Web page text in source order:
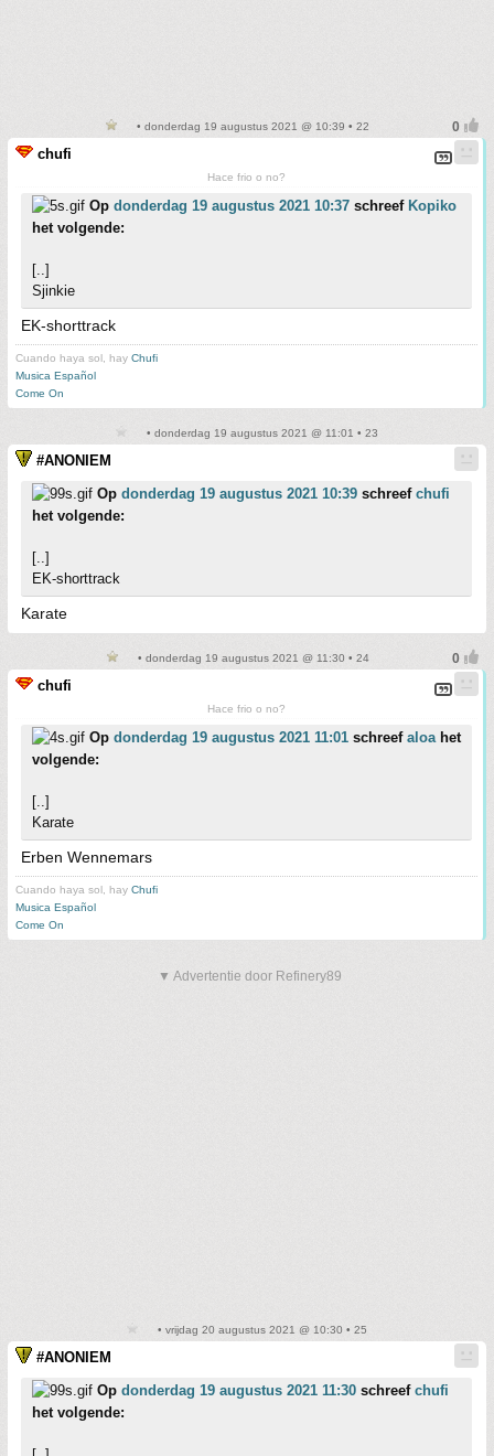
• donderdag 19 augustus 2021 @ 10:39 • 22
chufi
Hace frio o no?
Op donderdag 19 augustus 2021 10:37 schreef Kopiko
het volgende:
[..]
Sjinkie
EK-shorttrack
Cuando haya sol, hay Chufi
Musica Español
Come On
• donderdag 19 augustus 2021 @ 11:01 • 23
#ANONIEM
Op donderdag 19 augustus 2021 10:39 schreef chufi
het volgende:
[..]
EK-shorttrack
Karate
• donderdag 19 augustus 2021 @ 11:30 • 24
chufi
Hace frio o no?
Op donderdag 19 augustus 2021 11:01 schreef aloahet
volgende:
[..]
Karate
Erben Wennemars
Cuando haya sol, hay Chufi
Musica Español
Come On
▼ Advertentie door Refinery89
• vrijdag 20 augustus 2021 @ 10:30 • 25
#ANONIEM
Op donderdag 19 augustus 2021 11:30 schreef chufi
het volgende: